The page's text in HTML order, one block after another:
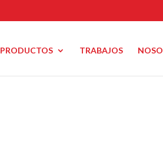
PRODUCTOS TRABAJOS